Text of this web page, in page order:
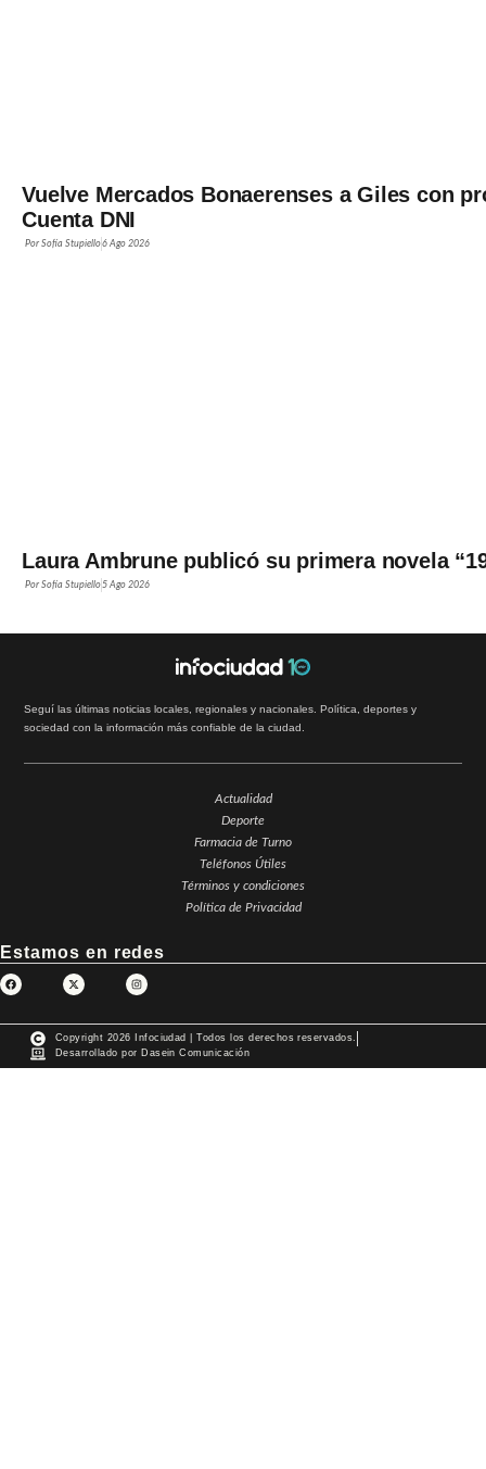
Vuelve Mercados Bonaerenses a Giles con
Cuenta DNI
PorSofía Stupiello6 Ago 2026
Laura Ambrune publicó su primera novela
PorSofía Stupiello 5 Ago 2026
Seguí las últimas noticias locales, regionales y nacionales. Política, deportes y
sociedad con la información más confiable de la ciudad.
Actualidad
Deporte
Farmacia de Turno
Teléfonos Útiles
Términos y condiciones
Política de Privacidad
Estamos en redes
Copyright 2026 Infociudad | Todos los derechos reservados.
Desarrollado por Dasein Comunicación